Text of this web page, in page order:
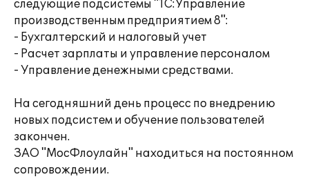
следующие подсистемы "1С:Управление
производственным предприятием 8":
- Бухгалтерский и налоговый учет
- Расчет зарплаты и управление персоналом
- Управление денежными средствами.
На сегодняшний день процесс по внедрению
новых подсистем и обучение пользователей
закончен.
ЗАО "МосФлоулайн" находиться на постоянном
сопровождении.